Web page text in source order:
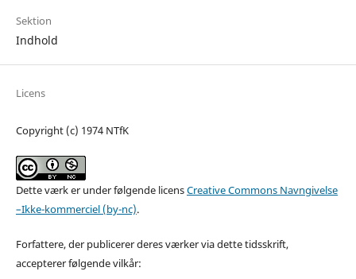
Sektion
Indhold
Licens
Copyright (c) 1974 NTfK
Dette værk er under følgende licensCreative Commons Navngivelse
–Ikke-kommerciel (by-nc).
Forfattere, der publicerer deres værker via dette tidsskrift,
accepterer følgende vilkår: